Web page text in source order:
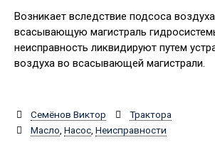
Возникает вследствие подсоса
всасывающую магистраль
неисправность ликвидируют путем
воздуха во всасывающей магистрали.
Семёнов Виктор
Трактора
Масло Насос, Неисправности